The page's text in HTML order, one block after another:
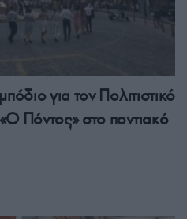
για τον Πολιτιστικό
Πόντος» στο ποντιακό